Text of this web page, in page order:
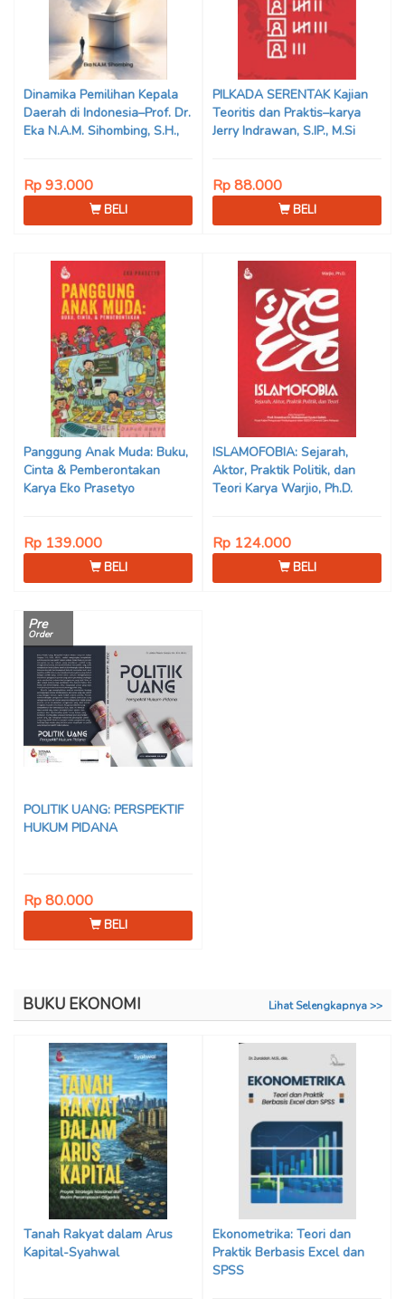
Dinamika Pemilihan Kepala
Daerah di Indonesia–Prof. Dr.
Eka N.A.M. Sihombing, S.H.,
Rp 93.000
BELI
PILKADA SERENTAK Kajian
Teoritis dan Praktis–karya
Jerry Indrawan, S.IP., M.Si
Rp 88.000
BELI
Panggung Anak Muda: Buku,
Cinta & Pemberontakan
Karya Eko Prasetyo
Rp 139.000
BELI
ISLAMOFOBIA: Sejarah,
Aktor, Praktik Politik, dan
Teori Karya Warjio, Ph.D.
Rp 124.000
BELI
Pre
Order
POLITIK UANG: PERSPEKTIF
HUKUM PIDANA
Rp 80.000
BELI
BUKU EKONOMI Lihat Selengkapnya >>
Tanah Rakyat dalam Arus
Kapital-Syahwal
Ekonometrika: Teori dan
Praktik Berbasis Excel dan
SPSS